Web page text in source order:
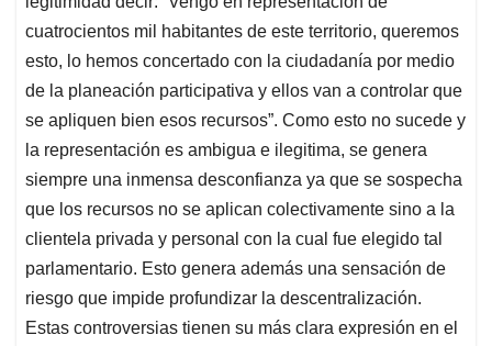
cuatrocientos mil habitantes de este territorio, queremos
esto, lo hemos concertado con la ciudadanía por medio
de la planeación participativa y ellos van a controlar que
se apliquen bien esos recursos”. Como esto no sucede y
la representación es ambigua e ilegitima, se genera
siempre una inmensa desconfianza ya que se sospecha
que los recursos no se aplican colectivamente sino a la
clientela privada y personal con la cual fue elegido tal
parlamentario. Esto genera además una sensación de
riesgo que impide profundizar la descentralización.
Estas controversias tienen su más clara expresión en el